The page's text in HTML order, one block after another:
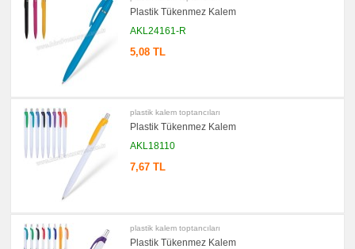
Plastik Tükenmez Kalem
AKL24161-R
5,08 TL
plastik kalem toptancıları
Plastik Tükenmez Kalem
AKL18110
7,67 TL
plastik kalem toptancıları
Plastik Tükenmez Kalem
Dönüşümlü
promosyon
Anahtarlık
promosyon
Hesap
promosyon
Makyaj
Manikür
Seti
promosyon
Şerit
Mezura
promosyon